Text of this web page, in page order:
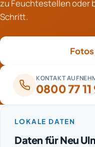
als reine Entfeuchter,
schallgedämmt
zu Feuchtestellen oder
Schritt.
KONTAKT
0800 77 11
LOKALE DATEN
Daten für Neu